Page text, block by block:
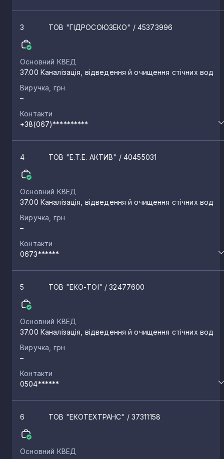
3 ТОВ "ГІДРОСОЮЗЕКО" / 45373996
Основний КВЕД
37.00 Каналізація, відведення й очищення стічних вод
Виручка, грн
–
Контакти
+38(067)**********
4 ТОВ "Е.Т.Е. АКТИВ" / 40455031
Основний КВЕД
37.00 Каналізація, відведення й очищення стічних вод
Виручка, грн
–
Контакти
0673******
5 ТОВ "ЕКО-ТОІ" / 32477600
Основний КВЕД
37.00 Каналізація, відведення й очищення стічних вод
Виручка, грн
–
Контакти
0504******
6 ТОВ "ЕКОТЕХТРАНС" / 37311158
Основний КВЕД